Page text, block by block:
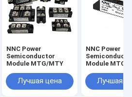
NNC Power
Semiconductor
Module MTG/MTY
Лучшая цена
NNC Power
Module MTC
Лучшая